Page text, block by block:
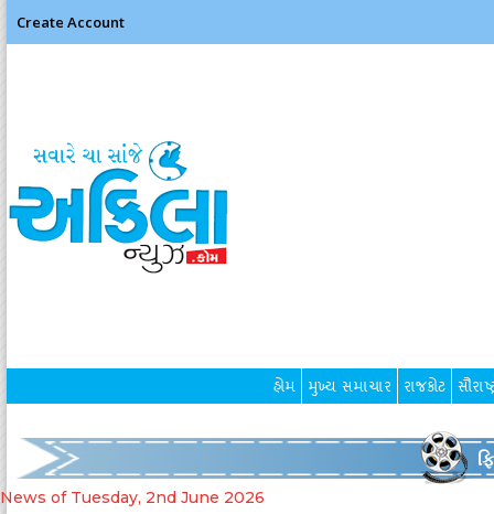
Create Account
હોમ મુખ્ય સમાચાર રાજકોટ
News of Tuesday, 2nd June 2026